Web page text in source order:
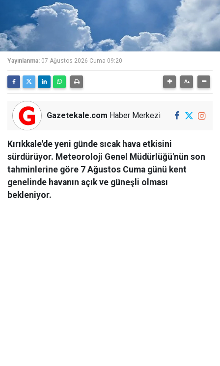
Yayınlanma: 07 Ağustos 2026 Cuma 09:20
Gazetekale.com Haber Merkezi
Kırıkkale'de yeni günde sıcak hava etkisini
sürdürüyor. Meteoroloji Genel Müdürlüğü'nün son
tahminlerine göre 7 Ağustos Cuma günü kent
genelinde havanın açık ve güneşli olması
bekleniyor.